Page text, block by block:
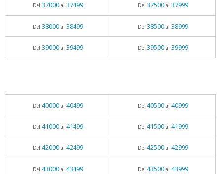
Del 37000al 37499 Del 37500al 37999
Del 38000al 38499 Del 38500al 38999
Del 39000al 39499 Del 39500al 39999
Del 40000al 40499 Del 40500al 40999
Del 41000al 41499 Del 41500al 41999
Del 42000al 42499 Del 42500al 42999
Del 43000al 43499 Del 43500al 43999